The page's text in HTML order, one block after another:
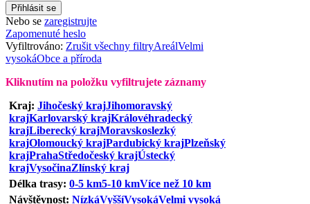
Nebo se zaregistrujte
Zapomenuté heslo
Vyfiltrováno: Zrušit všechny filtryAreálVelmi
vysokáObce a příroda
Kliknutím na položku vyfiltrujete záznamy
Kraj: Jihočeský krajJihomoravský
krajKarlovarský krajKrálovéhradecký
krajLiberecký krajMoravskoslezký
krajOlomoucký krajPardubický krajPlzeňský
krajPrahaStředočeský krajÚstecký
krajVysočinaZlínský kraj
Délka trasy: 0-5 km5-10 kmVíce než 10 km
Návštěvnost: NízkáVyššíVysokáVelmi vysoká